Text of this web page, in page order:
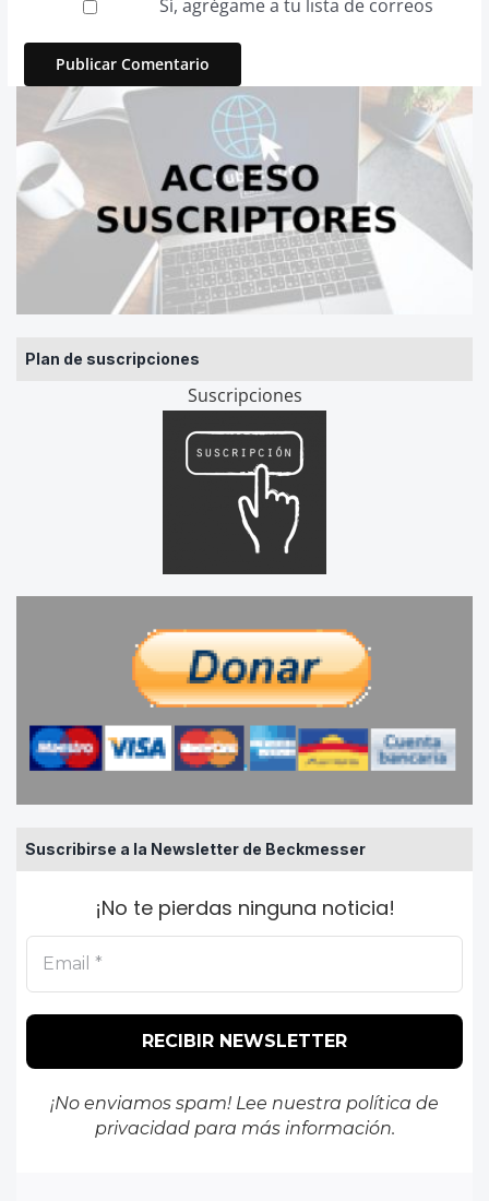
Plan de suscripciones
Suscripciones
Suscribirse a la Newsletter de Beckmesser
¡No te pierdas ninguna noticia!
¡No enviamos spam! Lee nuestra política de
privacidadpara más información.
Sí, agrégame a tu lista de correos